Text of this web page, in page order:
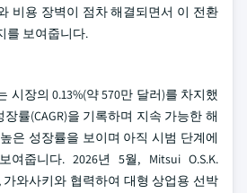
비용 장벽이 점차 해결되면서 이 전환
를 보여줍니다.
시장의 0.13%(약 570만 달러)를 차지했
률(CAGR)을 기록하며 지속 가능한 해
은 성장률을 보이며 아직 시범 단계에
줍니다. 2026년 5월, Mitsui O.S.K.
가와사키와 협력하여 대형 상업용 선박